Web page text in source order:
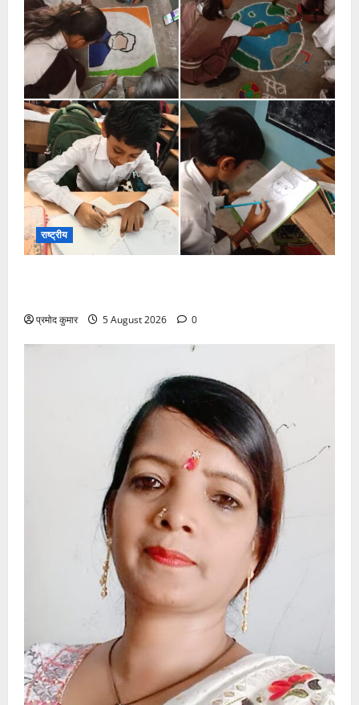
राष्ट्रीय
प्रमोद कुमार 5 August 2026 0